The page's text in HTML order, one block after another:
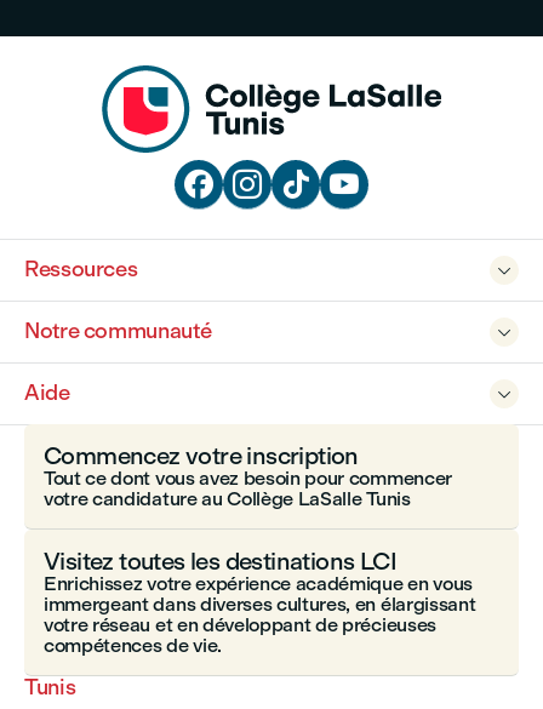
   

Ressources

Notre communauté

Aide
Tunis
Commencez votre inscription
Tout ce dont vous avez besoin pour commencer
votre candidature au Collège LaSalle Tunis
Visitez toutes les destinations LCI
Enrichissez votre expérience académique en vous
immergeant dans diverses cultures, en élargissant
votre réseau et en développant de précieuses
compétences de vie.